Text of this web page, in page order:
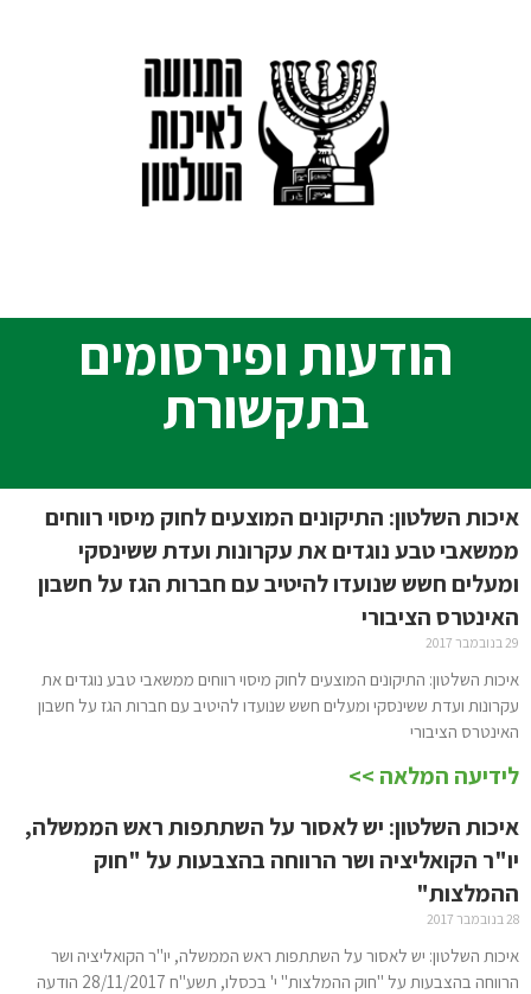
הודעות ופירסומים
בתקשורת
איכות השלטון: התיקונים המוצעים לחוק מיסוי רווחים
ממשאבי טבע נוגדים את עקרונות ועדת ששינסקי
ומעלים חשש שנועדו להיטיב עם חברות הגז על חשבון
האינטרס הציבורי
29 בנובמבר 2017
איכות השלטון: התיקונים המוצעים לחוק מיסוי רווחים ממשאבי טבע נוגדים את
עקרונות ועדת ששינסקי ומעלים חשש שנועדו להיטיב עם חברות הגז על חשבון
האינטרס הציבורי
לידיעה המלאה >>
איכות השלטון: יש לאסור על השתתפות ראש הממשלה,
יו"ר הקואליציה ושר הרווחה בהצבעות על "חוק
ההמלצות"
28 בנובמבר 2017
איכות השלטון: יש לאסור על השתתפות ראש הממשלה, יו"ר הקואליציה ושר
הרווחה בהצבעות על "חוק ההמלצות" י' בכסלו, תשע"ח 28/11/2017 הודעה